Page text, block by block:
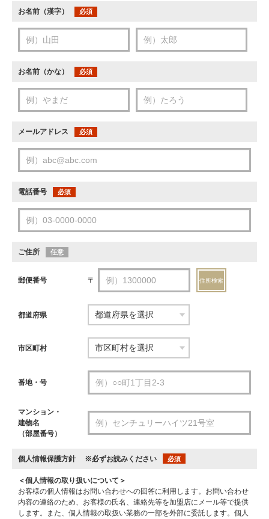
お名前（漢字） 必須
お名前（かな） 必須
メールアドレス 必須
電話番号 必須
ご住所 任意
郵便番号 〒 住所検索
都道府県
市区町村
番地・号
マンション・
建物名
（部屋番号）
個人情報保護方針 ※必ずお読みください 必須
＜個人情報の取り扱いについて＞
お客様の個人情報はお問い合わせへの回答に利用します。お問い合わせ
内容の連絡のため、お客様の氏名、連絡先等を加盟店にメール等で提供
します。また、個人情報の取扱い業務の一部を外部に委託します。個人